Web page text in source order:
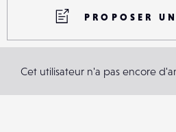
PROPOSER
Cet utilisateur n'a pas encore